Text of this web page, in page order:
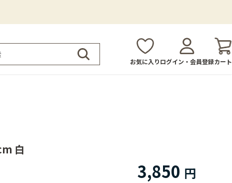
お気に入りログイン・会員登録カート
白
3,850